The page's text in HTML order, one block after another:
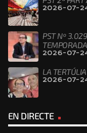
2026-07-
PST Nº
TEMPORADA
2026-07-
LA
2026-07-
EN DIRECTE